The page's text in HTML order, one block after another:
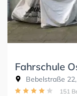
Fahrschule
Bebelstraße
151